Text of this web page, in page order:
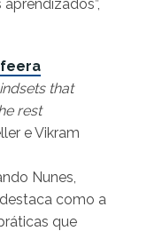
that
rest
e Vikram
Nunes,
como a
que